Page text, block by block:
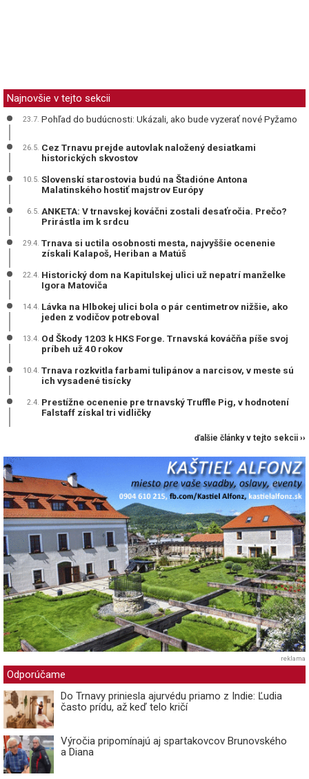
Najnovšie v tejto sekcii
23.7. Pohľad do budúcnosti: Ukázali, ako bude vyzerať nové Pyžamo
26.5. Cez Trnavu prejde autovlak naložený desiatkami
historických skvostov
10.5. Slovenskí starostovia budú na Štadióne Antona
Malatinského hostiť majstrov Európy
6.5. ANKETA: V trnavskej kováčni zostali desaťročia. Prečo?
Prirástla im k srdcu
29.4. Trnava si uctila osobnosti mesta, najvyššie ocenenie
získali Kalapoš, Heriban a Matúš
22.4. Historický dom na Kapitulskej ulici už nepatrí manželke
Igora Matoviča
14.4. Lávka na Hlbokej ulici bola o pár centimetrov nižšie, ako
jeden z vodičov potreboval
13.4. Od Škody 1203 k HKS Forge. Trnavská kováčňa píše svoj
príbeh už 40 rokov
10.4. Trnava rozkvitla farbami tulipánov a narcisov, v meste sú
ich vysadené tisícky
2.4. Prestížne ocenenie pre trnavský Truffle Pig, v hodnotení
Falstaff získal tri vidličky
ďalšie články v tejto sekcii ››
reklama
Odporúčame
Do Trnavy priniesla ajurvédu priamo z Indie: Ľudia
často prídu, až keď telo kričí
Výročia pripomínajú aj spartakovcov Brunovského
a Diana